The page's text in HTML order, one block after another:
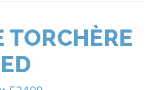
TORCHÈRE